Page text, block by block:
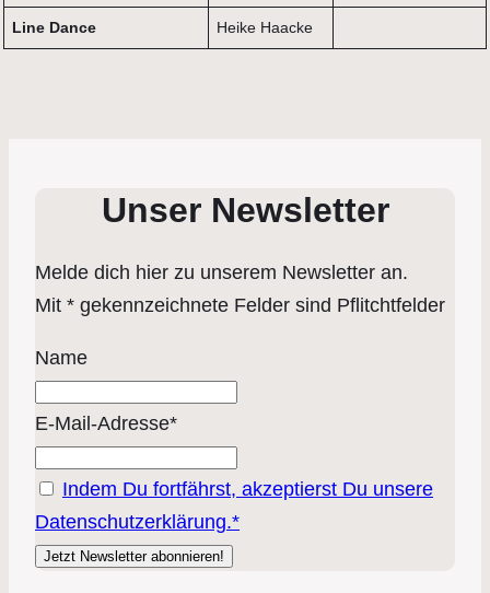
Line Dance Heike Haacke
Unser Newsletter
Melde dich hier zu unserem Newsletter an.
Mit * gekennzeichnete Felder sind Pflitchtfelder
Name
E-Mail-Adresse*
Indem Du fortfährst, akzeptierst Du unsere
Datenschutzerklärung.*